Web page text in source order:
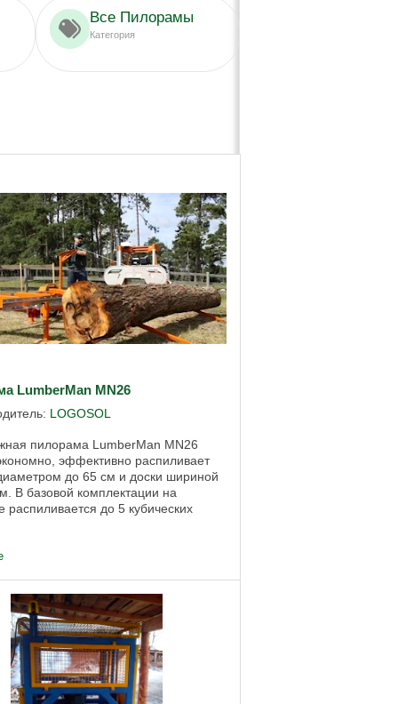
Все Пилорамы
Категория
LumberMan MN26
LOGOSOL
пилорама LumberMan MN26
эффективно распиливает
до 65 см и доски шириной
В базовой комплектации на
распиливается до 5 кубических